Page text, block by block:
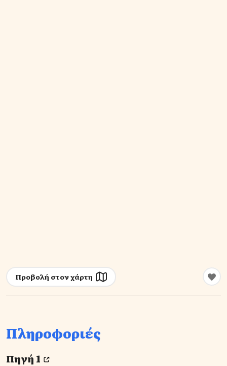
Προβολή στον χάρτη
Πληροφοριές
Πηγή 1